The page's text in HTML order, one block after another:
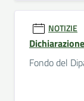
NOTIZIE
Fondo del